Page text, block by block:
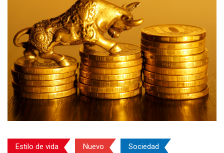
Estilo de vida Nuevo Sociedad